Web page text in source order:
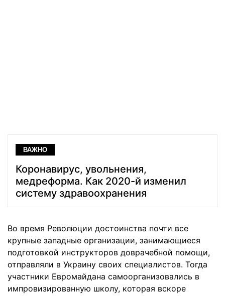
ВАЖНО
Коронавирус, увольнения,
медреформа. Как 2020-й изменил
систему здравоохранения
Во время Революции достоинства почти все
крупные западные организации, занимающиеся
подготовкой инструкторов доврачебной помощи,
отправляли в Украину своих специалистов. Тогда
участники Евромайдана самоорганизовались в
импровизированную школу, которая вскоре